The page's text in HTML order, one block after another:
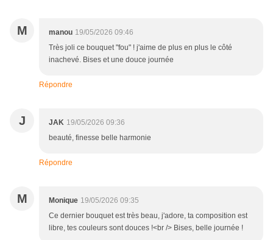
M manou 19/05/2026 09:46
Très joli ce bouquet "fou" ! j'aime de plus en plus le côté
inachevé. Bises et une douce journée
Répondre
J JAK 19/05/2026 09:36
beauté, finesse belle harmonie
Répondre
M Monique 19/05/2026 09:35
Ce dernier bouquet est très beau, j'adore, ta composition est
libre, tes couleurs sont douces !<br /> Bises, belle journée !